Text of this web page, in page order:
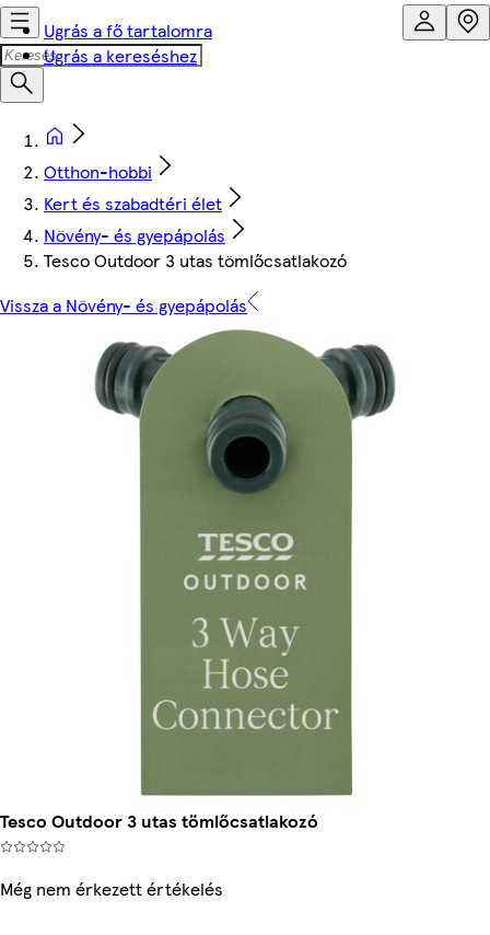
Ugrás a fő tartalomra
Ugrás a kereséshez
Otthon-hobbi
Kert és szabadtéri élet
Növény- és gyepápolás
Tesco Outdoor 3 utas tömlőcsatlakozó
Vissza a Növény- és gyepápolás
Tesco Outdoor 3 utas tömlőcsatlakozó
Még nem érkezett értékelés